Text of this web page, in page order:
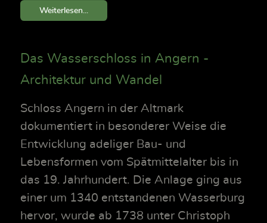
Weiterlesen...
Das Wasserschloss in Angern -
Architektur und Wandel
Schloss Angern in der Altmark
dokumentiert in besonderer Weise die
Entwicklung adeliger Bau- und
Lebensformen vom Spätmittelalter bis in
das 19. Jahrhundert. Die Anlage ging aus
einer um 1340 entstandenen Wasserburg
hervor, wurde ab 1738 unter Christoph